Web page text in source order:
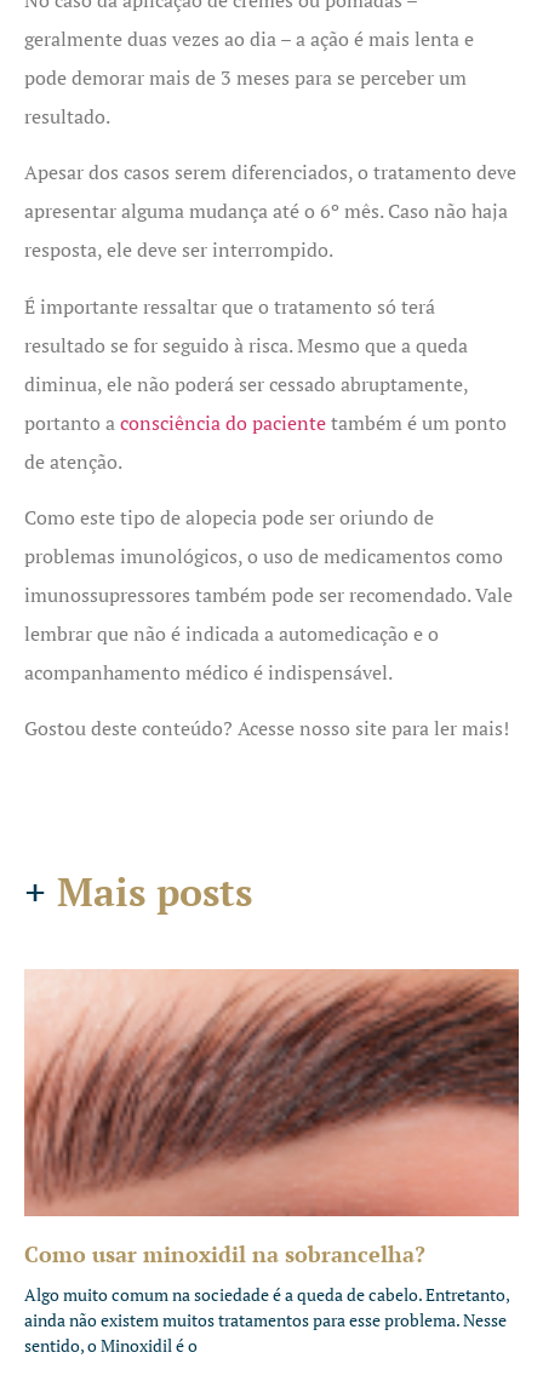
geralmente duas vezes ao dia – a ação é mais lenta e
pode demorar mais de 3 meses para se perceber um
resultado.
Apesar dos casos serem diferenciados, o tratamento deve
apresentar alguma mudança até o 6º mês. Caso não haja
resposta, ele deve ser interrompido.
É importante ressaltar que o tratamento só terá
resultado se for seguido à risca. Mesmo que a queda
diminua, ele não poderá ser cessado abruptamente,
portanto aconsciência do pacientetambém é um ponto
de atenção.
Como este tipo de alopecia pode ser oriundo de
problemas imunológicos, o uso de medicamentos como
imunossupressores também pode ser recomendado. Vale
lembrar que não é indicada a automedicação e o
acompanhamento médico é indispensável.
Gostou deste conteúdo? Acesse nosso site para ler mais!
+ Mais posts
Como usar minoxidil na sobrancelha?
Algo muito comum na sociedade é a queda de cabelo. Entretanto,
ainda não existem muitos tratamentos para esse problema. Nesse
sentido, o Minoxidil é o